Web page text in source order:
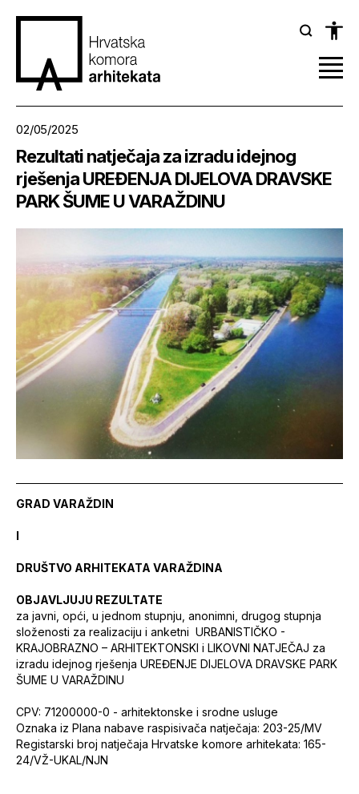
02/05/2025
Rezultati natječaja za izradu idejnog
rješenja UREĐENJA DIJELOVA DRAVSKE
PARK ŠUME U VARAŽDINU
GRAD VARAŽDIN
I
DRUŠTVO ARHITEKATA VARAŽDINA
OBJAVLJUJU REZULTATE
za javni, opći, u jednom stupnju, anonimni, drugog stupnja
složenosti za realizaciju i anketni URBANISTIČKO -
KRAJOBRAZNO – ARHITEKTONSKI i LIKOVNI NATJEČAJ za
izradu idejnog rješenja UREĐENJE DIJELOVA DRAVSKE PARK
ŠUME U VARAŽDINU
CPV: 71200000-0 - arhitektonske i srodne usluge
Oznaka iz Plana nabave raspisivača natječaja: 203-25/MV
Registarski broj natječaja Hrvatske komore arhitekata: 165-
24/VŽ-UKAL/NJN